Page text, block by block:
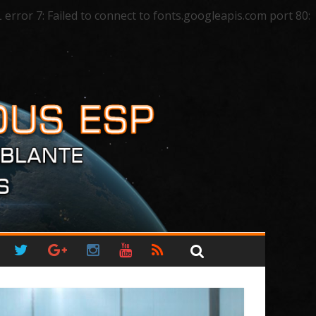
7: Failed to connect to fonts.googleapis.com port 80: